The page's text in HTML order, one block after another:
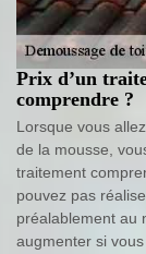
Prix d’un
comprendre ?
Lorsque vous
de la mousse,
traitement
pouvez pas
préalablement au
augmenter si